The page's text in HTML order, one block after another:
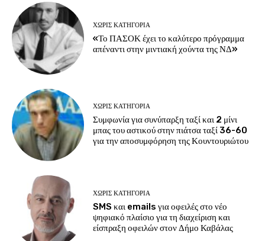
ΧΩΡΊΣ ΚΑΤΗΓΟΡΊΑ
«Το ΠΑΣΟΚ έχει το καλύτερο πρόγραμμα
απέναντι στην μιντιακή χούντα της ΝΔ»
ΧΩΡΊΣ ΚΑΤΗΓΟΡΊΑ
Συμφωνία για συνύπαρξη ταξί και 2 μίνι
μπας του αστικού στην πιάτσα ταξί 36-60
για την αποσυμφόρηση της Κουντουριώτου
ΧΩΡΊΣ ΚΑΤΗΓΟΡΊΑ
SMS και emails για οφειλές στο νέο
ψηφιακό πλαίσιο για τη διαχείριση και
είσπραξη οφειλών στον Δήμο Καβάλας